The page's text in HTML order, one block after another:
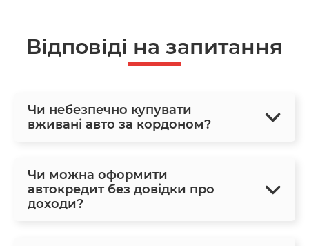
Відповіді на запитання
Чи небезпечно купувати
вживані авто за кордоном?
Чи можна оформити
автокредит без довідки про
доходи?